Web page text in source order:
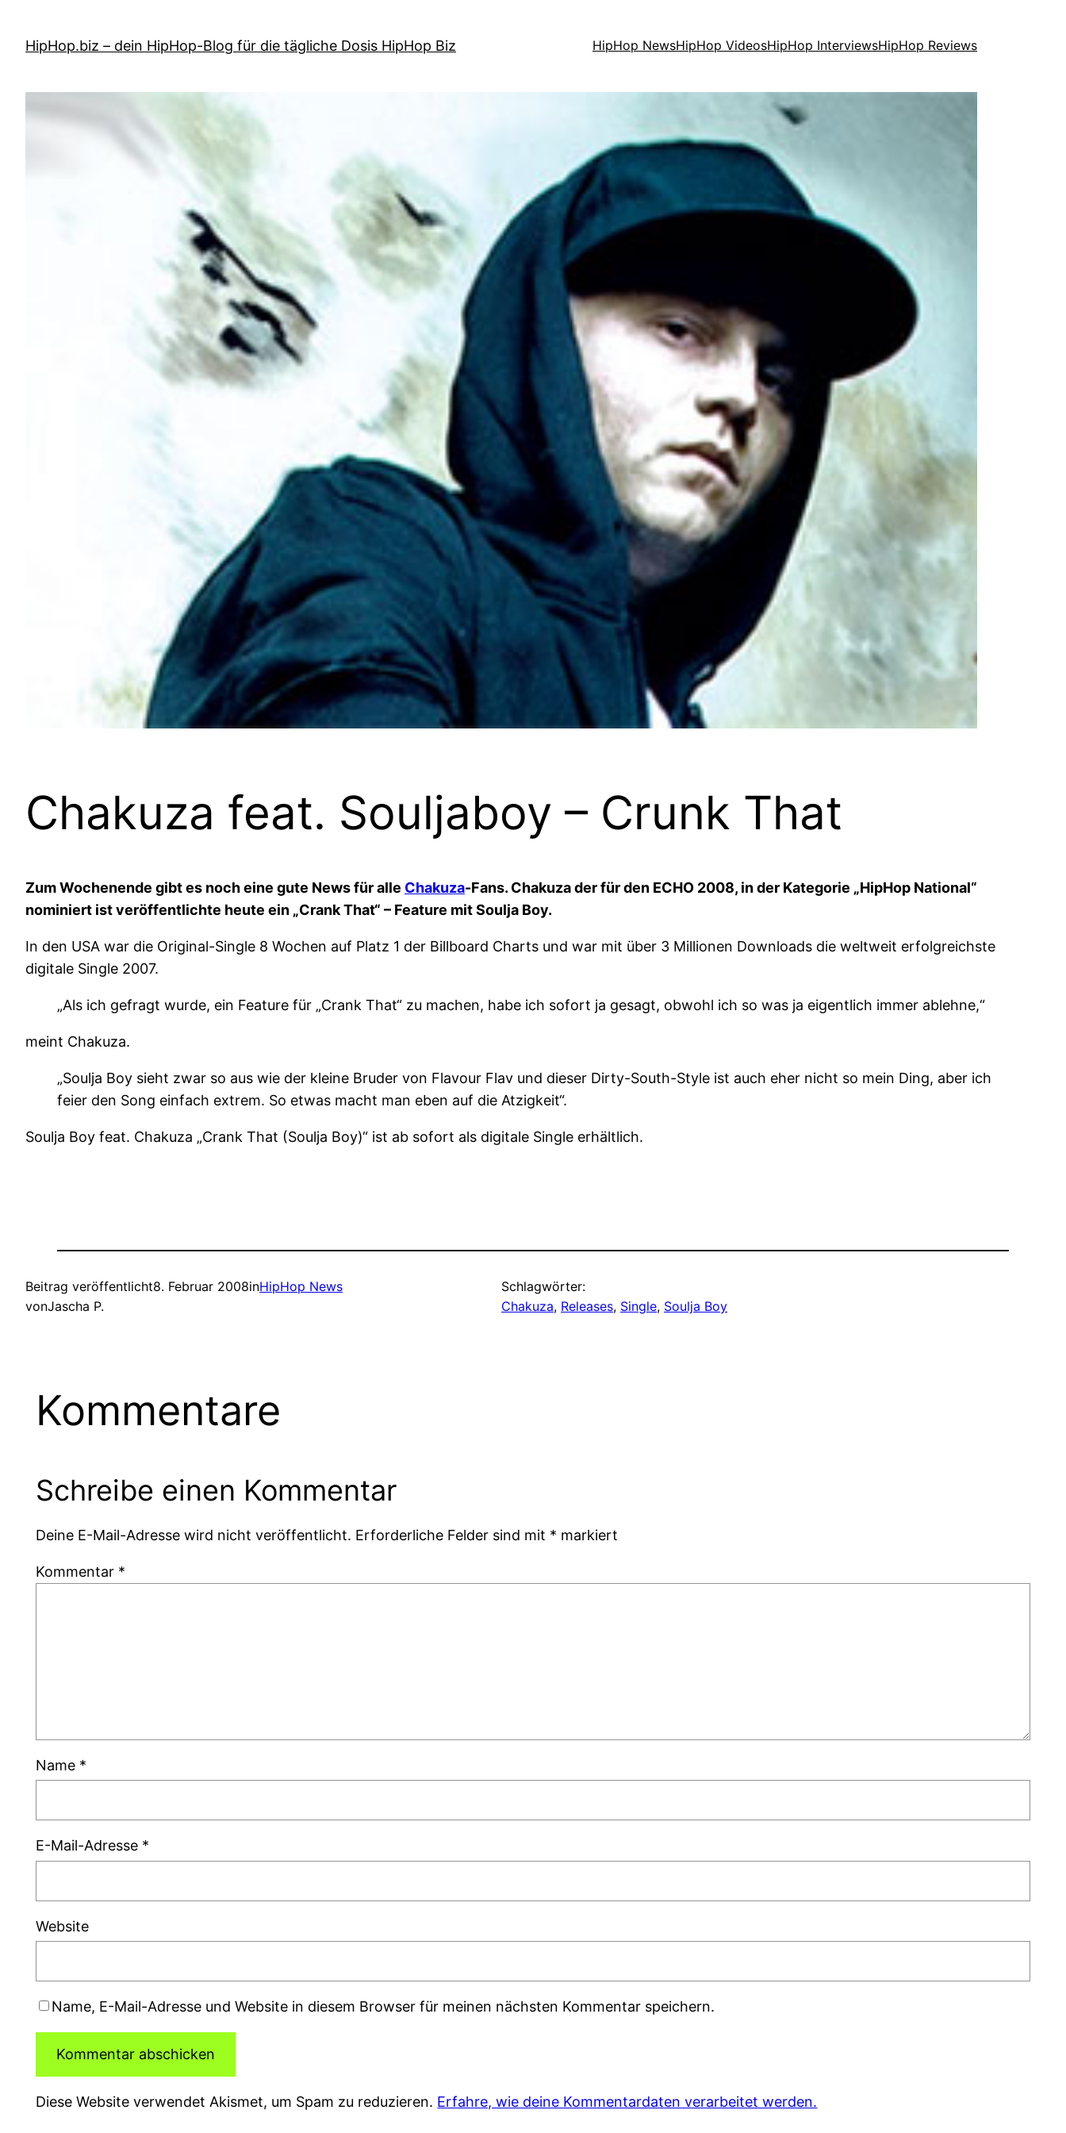
springen
HipHop.biz – dein HipHop-Blog für die tägliche Dosis HipHop Biz HipHop NewsHipHop VideosHipHop InterviewsHipHop Reviews
Chakuza feat. Souljaboy – Crunk That
Zum Wochenende gibt es noch eine gute News für alle Chakuza-Fans. Chakuza der für den ECHO 2008, in der Kategorie „HipHop National“
nominiert ist veröffentlichte heute ein „Crank That“ – Feature mit Soulja Boy.
In den USA war die Original-Single 8 Wochen auf Platz 1 der Billboard Charts und war mit über 3 Millionen Downloads die weltweit erfolgreichste
digitale Single 2007.
„Als ich gefragt wurde, ein Feature für „Crank That“ zu machen, habe ich sofort ja gesagt, obwohl ich so was ja eigentlich immer ablehne,“
meint Chakuza.
„Soulja Boy sieht zwar so aus wie der kleine Bruder von Flavour Flav und dieser Dirty-South-Style ist auch eher nicht so mein Ding, aber ich
feier den Song einfach extrem. So etwas macht man eben auf die Atzigkeit“.
Soulja Boy feat. Chakuza „Crank That (Soulja Boy)“ ist ab sofort als digitale Single erhältlich.
Beitrag veröffentlicht8. Februar 2008inHipHop News
vonJascha P.
Schlagwörter:
Chakuza, Releases, Single, Soulja Boy
Kommentare
Schreibe einen Kommentar
Deine E-Mail-Adresse wird nicht veröffentlicht. Erforderliche Felder sind mit * markiert
Kommentar *
Name *
E-Mail-Adresse *
Website
Name, E-Mail-Adresse und Website in diesem Browser für meinen nächsten Kommentar speichern.
Diese Website verwendet Akismet, um Spam zu reduzieren. Erfahre, wie deine Kommentardaten verarbeitet werden.